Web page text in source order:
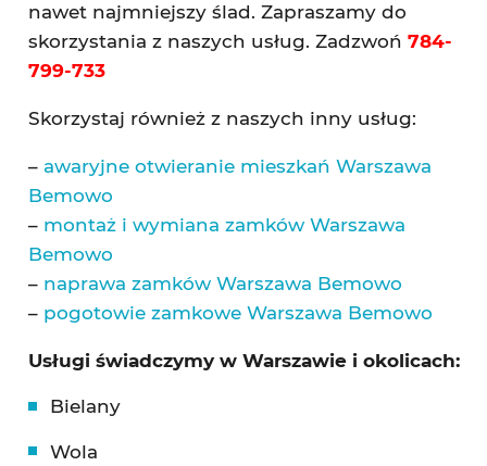
nawet najmniejszy ślad. Zapraszamy do
skorzystania z naszych usług. Zadzwoń 784-
799-733
Skorzystaj również z naszych inny usług:
– awaryjne otwieranie mieszkań Warszawa
Bemowo
– montaż i wymiana zamków Warszawa
Bemowo
– naprawa zamków Warszawa Bemowo
– pogotowie zamkowe Warszawa Bemowo
Usługi świadczymy w Warszawie i okolicach:
Bielany
Wola